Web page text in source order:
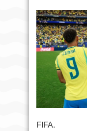
FIFA.